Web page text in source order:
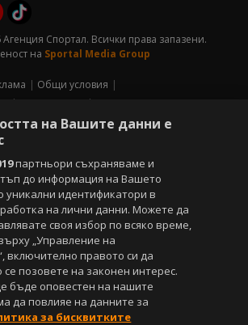
Спортал. Всички права запазени.
на Sportal Media Group
Общи условия
за авторското право и сродните му права.
интервюта и други текстови, графични и
в сайта, са собственост на Агенция
е посочено друго. Допуска се
материали само след писмено съгласие на
на източника и добавяне на линк към
на графични и видео материали,
строго забранено. Нарушителите ще бъдат
строгост на закона.
приложение за:
на Вашите данни е
партньори съхраняваме и
до информация на Вашето
уникални идентификатори в
на лични данни. Можете да
своя избор по всяко време,
„Управление на
включително правото си да
позовете на законен интерес.
бъде оповестен на нашите
да повлияе на данните за
за бисквитките